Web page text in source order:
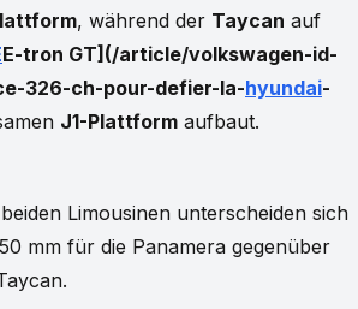
, während der Taycan auf
E-tron GT](/article/volkswagen-id-
326-ch-pour-defier-la-hyundai-
J1-Plattform aufbaut.
Limousinen unterscheiden sich
mm für die Panamera gegenüber